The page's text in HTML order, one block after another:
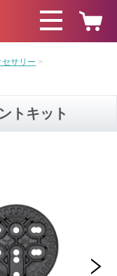
セサリー
トキット